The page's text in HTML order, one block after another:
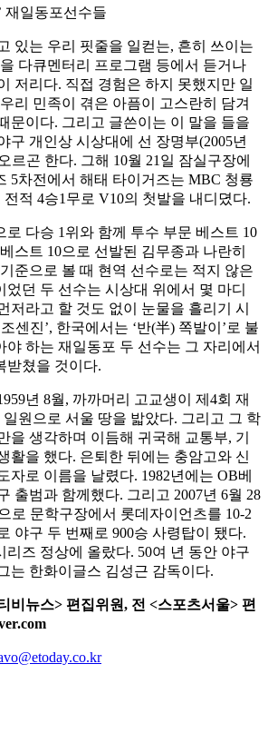
재일동포선수들
있는 우리 핏줄을 일컫는, 흔히 쓰이는
다큐멘터리 프로그램 등에서 듣거나
저리다. 직접 경험은 하지 못했지만 일
리 민족이 겪은 아픔이 고스란히 담겨
문이다. 그리고 글쓴이는 이 말을 들을
구 개인상 시상대에 선 장명부(2005년
르곤 한다. 그해 10월 21일 잠실구장에
5차전에서 해태 타이거즈는 MBC 청룡
전적 4승1무로 V10의 첫발을 내디뎠다.
로 다승 1위와 함께 투수 부문 베스트 10
스트 10으로 선발된 김무종과 나란히
준으로 볼 때 현역 선수로는 적지 않은
었던 두 선수는 시상대 위에서 몇 마디
저라고 할 것도 없이 눈물을 흘리기 시
센진’, 한국에서는 ‘반(半) 쪽발이’로 불
야 하는 재일동포 두 선수는 그 자리에서
받쳤을 것이다.
년 8월, 까까머리 고교생이 제4회 재
원으로 서울 땅을 밟았다. 그리고 그 학
을 생각하며 이듬해 귀국해 교통부, 기
활을 했다. 은퇴한 뒤에는 충암고와 신
자로 이름을 날렸다. 1982년에는 OB베
출범과 함께했다. 그리고 2007년 6월 28
로 문학구장에서 롯데자이언츠를 10-2
야구 두 번째로 900승 사령탑이 됐다.
리즈 정상에 올랐다. 50여 년 동안 야구
는 한화이글스 김성근 감독이다.
비뉴스> 편집위원, 전 <스포츠서울> 편